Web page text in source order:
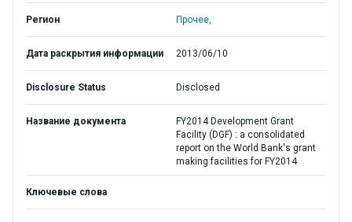
Регион Прочее,
Дата раскрытия информации 2013/06/10
Disclosure Status Disclosed
Название документа
FY2014 Development Grant
Facility (DGF) : a consolidated
report on the World Bank's grant
making facilities for FY2014
Ключевые слова